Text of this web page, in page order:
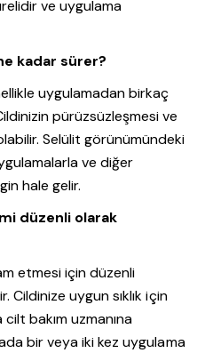
ve uygulama
kadar sürer?
uygulamadan birkaç
pürüzsüzleşmesi ve
Selülit görünümündeki
ve diğer
hale gelir.
düzenli olarak
etmesi için düzenli
Cildinize uygun sıklık için
bakım uzmanına
bir veya iki kez uygulama